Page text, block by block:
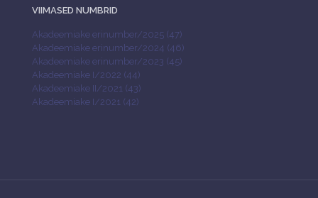
VIIMASED NUMBRID
Akadeemiake erinumber/2025 (47)
Akadeemiake erinumber/2024 (46)
Akadeemiake erinumber/2023 (45)
Akadeemiake I/2022 (44)
Akadeemiake II/2021 (43)
Akadeemiake I/2021 (42)